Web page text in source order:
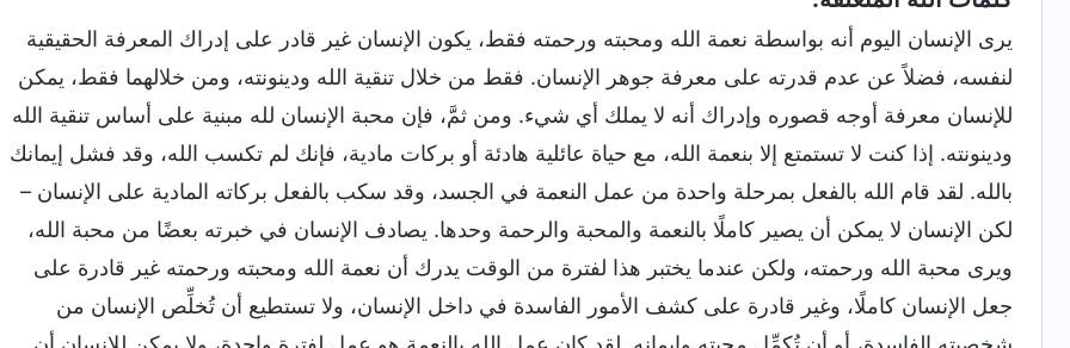
يرى الإنسان اليوم أنه بواسطة نعمة الله ومحبته ورحمته فقط، يكون الإنسان غير قادر على إدراك المعرفة الحقيقية
لنفسه، فضلاً عن عدم قدرته على معرفة جوهر الإنسان. فقط من خلال تنقية الله ودينونته، ومن خلالهما فقط، يمكن
للإنسان معرفة أوجه قصوره وإدراك أنه لا يملك أي شيء. ومن ثمَّ، فإن محبة الإنسان لله مبنية على أساس تنقية الله
ودينونته. إذا كنت لا تستمتع إلا بنعمة الله، مع حياة عائلية هادئة أو بركات مادية، فإنك لم تكسب الله، وقد فشل إيمانك
بالله. لقد قام الله بالفعل بمرحلة واحدة من عمل النعمة في الجسد، وقد سكب بالفعل بركاته المادية على الإنسان –
لكن الإنسان لا يمكن أن يصير كاملًا بالنعمة والمحبة والرحمة وحدها. يصادف الإنسان في خبرته بعضًا من محبة الله،
ويرى محبة الله ورحمته، ولكن عندما يختبر هذا لفترة من الوقت يدرك أن نعمة الله ومحبته ورحمته غير قادرة على
جعل الإنسان كاملًا، وغير قادرة على كشف الأمور الفاسدة في داخل الإنسان، ولا تستطيع أن تُخلِّص الإنسان من